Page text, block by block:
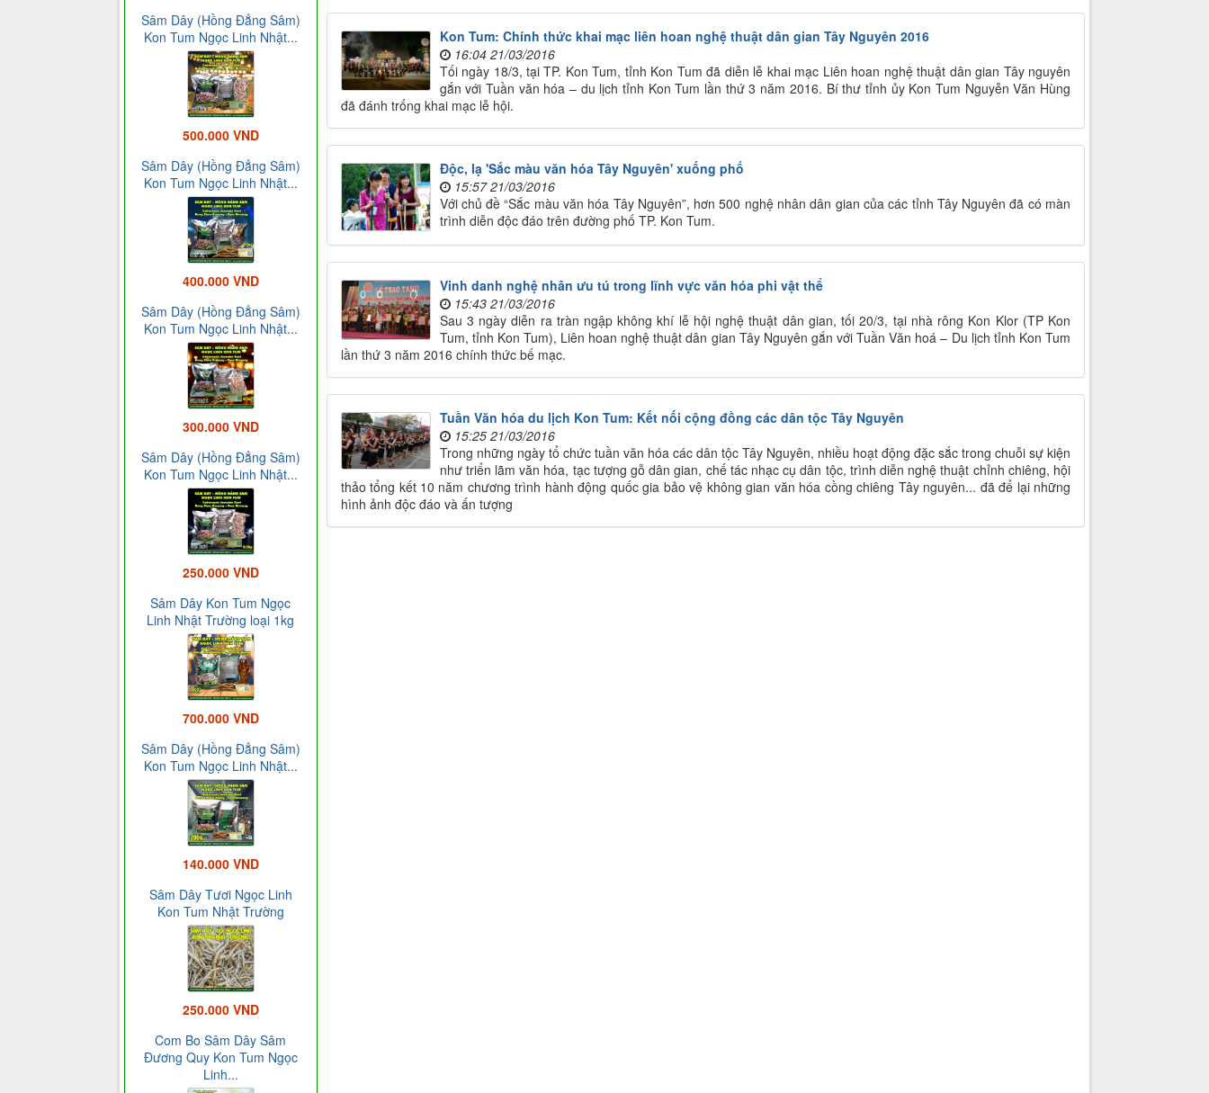
Kon Tum: Chính thức khai mạc liên hoan nghệ thuật dân gian Tây Nguyên 2016
16:04 21/03/2016
Tối ngày 18/3, tại TP. Kon Tum, tỉnh Kon Tum đã diễn lễ khai mạc Liên hoan nghệ thuật dân gian Tây nguyên
gắn với Tuần văn hóa – du lịch tỉnh Kon Tum lần thứ 3 năm 2016. Bí thư tỉnh ủy Kon Tum Nguyễn Văn Hùng
đã đánh trống khai mạc lễ hội.
Độc, lạ 'Sắc màu văn hóa Tây Nguyên' xuống phố
15:57 21/03/2016
Với chủ đề “Sắc màu văn hóa Tây Nguyên”, hơn 500 nghệ nhân dân gian của các tỉnh Tây Nguyên đã có màn
trình diễn độc đáo trên đường phố TP. Kon Tum.
Vinh danh nghệ nhân ưu tú trong lĩnh vực văn hóa phi vật thể
15:43 21/03/2016
Sau 3 ngày diễn ra tràn ngập không khí lễ hội nghệ thuật dân gian, tối 20/3, tại nhà rông Kon Klor (TP Kon
Tum, tỉnh Kon Tum), Liên hoan nghệ thuật dân gian Tây Nguyên gắn với Tuần Văn hoá – Du lịch tỉnh Kon Tum
lần thứ 3 năm 2016 chính thức bế mạc.
Tuần Văn hóa du lịch Kon Tum: Kết nối cộng đồng các dân tộc Tây Nguyên
15:25 21/03/2016
Trong những ngày tổ chức tuần văn hóa các dân tộc Tây Nguyên, nhiều hoạt động đặc sắc trong chuỗi sự kiện
như triển lãm văn hóa, tạc tượng gỗ dân gian, chế tác nhạc cụ dân tộc, trình diễn nghệ thuật chỉnh chiêng, hội
thảo tổng kết 10 năm chương trình hành động quốc gia bảo vệ không gian văn hóa cồng chiêng Tây nguyên... đã để lại những
hình ảnh độc đáo và ấn tượng
Sâm Dây (Hồng Đẳng Sâm)
Kon Tum Ngọc Linh Nhật...
500.000 VND
Sâm Dây (Hồng Đẳng Sâm)
Kon Tum Ngọc Linh Nhật...
400.000 VND
Sâm Dây (Hồng Đẳng Sâm)
Kon Tum Ngọc Linh Nhật...
300.000 VND
Sâm Dây (Hồng Đẳng Sâm)
Kon Tum Ngọc Linh Nhật...
250.000 VND
Sâm Dây Kon Tum Ngọc
Linh Nhật Trường loại 1kg
700.000 VND
Sâm Dây (Hồng Đẳng Sâm)
Kon Tum Ngọc Linh Nhật...
140.000 VND
Sâm Dây Tươi Ngọc Linh
Kon Tum Nhật Trường
250.000 VND
Com Bo Sâm Dây Sâm
Đương Quy Kon Tum Ngọc
Linh...